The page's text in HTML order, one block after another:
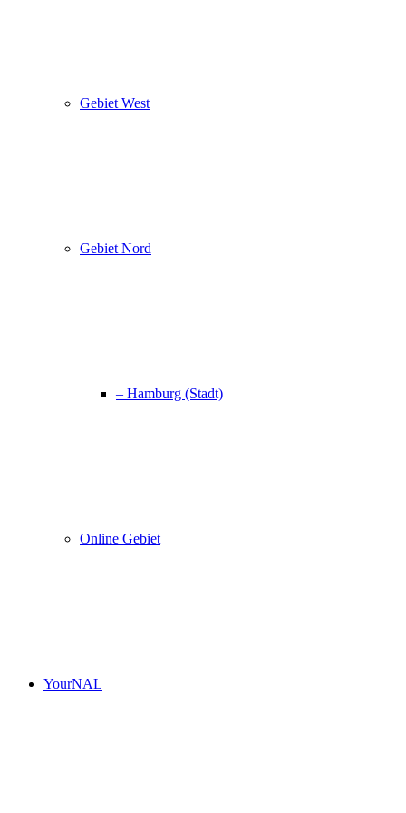
Gebiet West
Gebiet Nord
– Hamburg (Stadt)
Online Gebiet
YourNAL